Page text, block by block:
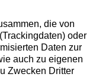
die von
oder
Daten zur
auch zu eigenen
Zwecken Dritter